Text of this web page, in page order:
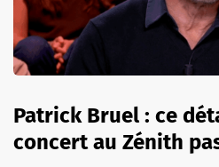
Patrick Bruel : ce
concert au Zénith